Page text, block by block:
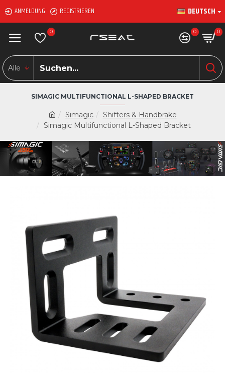
ANMELDUNG REGISTRIEREN DEUTSCH
0 0 0
Alle
Simagic
Shifters & Handbrake
Simagic Multifunctional L-Shaped Bracket
SIMAGIC MULTIFUNCTIONAL L-SHAPED BRACKET